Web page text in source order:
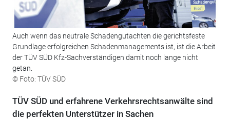
Auch wenn das neutrale Schadengutachten die gerichtsfeste
Grundlage erfolgreichen Schadenmanagements ist, ist die Arbeit
der TÜV SÜD Kfz-Sachverständigen damit noch lange nicht
getan.
© Foto: TÜV SÜD
TÜV SÜD und erfahrene Verkehrsrechtsanwälte sind
die perfekten Unterstützer in Sachen